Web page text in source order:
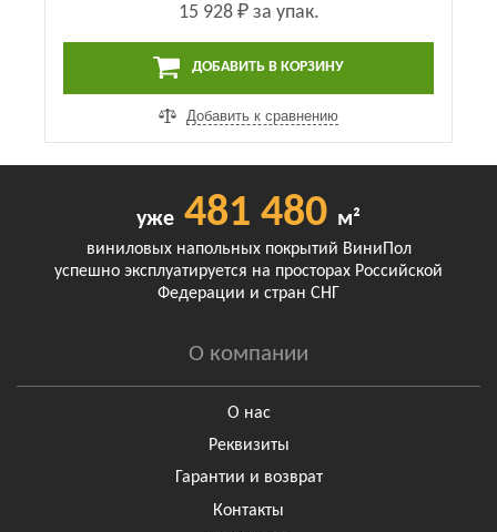
15 928 ₽за упак.
ДОБАВИТЬ В КОРЗИНУ
Добавить к сравнению
уже 481 480 м²
виниловых напольных покрытий ВиниПол
успешно эксплуатируется на просторах Российской
Федерации и стран СНГ
О компании
О нас
Реквизиты
Гарантии и возврат
Контакты